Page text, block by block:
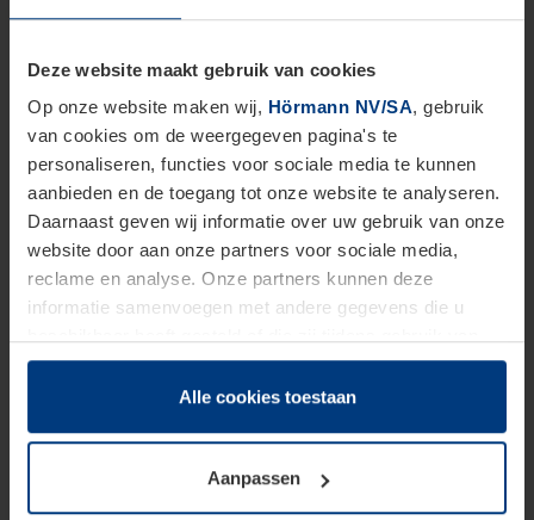
Deze website maakt gebruik van cookies
Op onze website maken wij, Hörmann NV/SA, gebruik
van cookies om de weergegeven pagina's te
personaliseren, functies voor sociale media te kunnen
aanbieden en de toegang tot onze website te analyseren.
Daarnaast geven wij informatie over uw gebruik van onze
website door aan onze partners voor sociale media,
reclame en analyse. Onze partners kunnen deze
informatie samenvoegen met andere gegevens die u
hun diensten hebben verzameld.
Juridisch hebben wij het recht om cookies op uw
van deze pagina's absoluut vereist is. Voor alle andere
soorten cookies is uw toestemming benodigd. Uw
toestemming kunt u op elk moment bij de uitleg van de
Alle cookies toestaan
Aanpassen